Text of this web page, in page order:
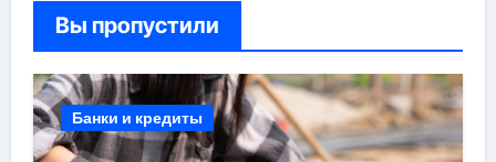
Вы пропустили
Банки и кредиты